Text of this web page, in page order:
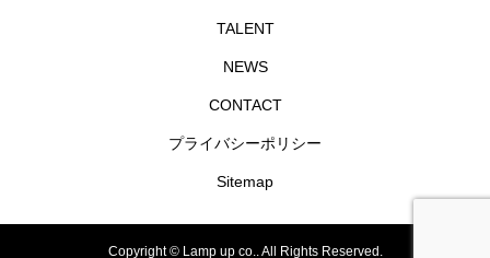
TALENT
NEWS
CONTACT
プライバシーポリシー
Sitemap
Copyright ©Lamp up co.. All Rights Reserved.